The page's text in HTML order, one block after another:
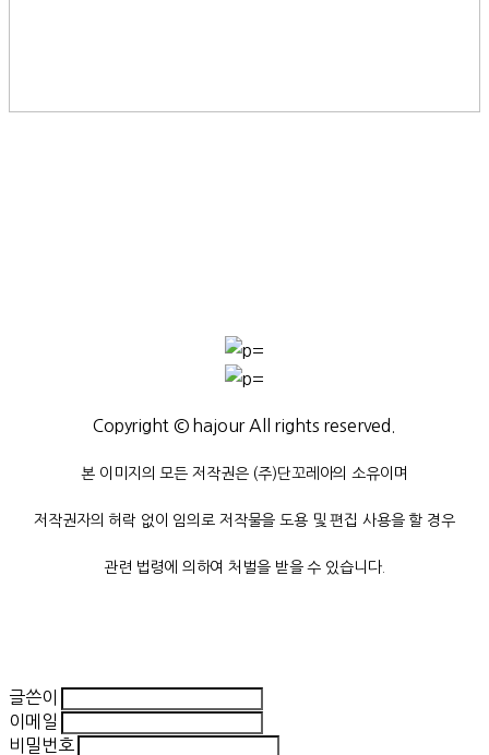
Copyright © hajour All rights reserved.
본 이미지의 모든 저작권은 (주)단꼬레아의 소유이며
저작권자의 허락 없이 임의로 저작물을 도용 및 편집 사용을 할 경우
관련 법령에 의하여 처벌을 받을 수 있습니다.
글쓴이
이메일
비밀번호